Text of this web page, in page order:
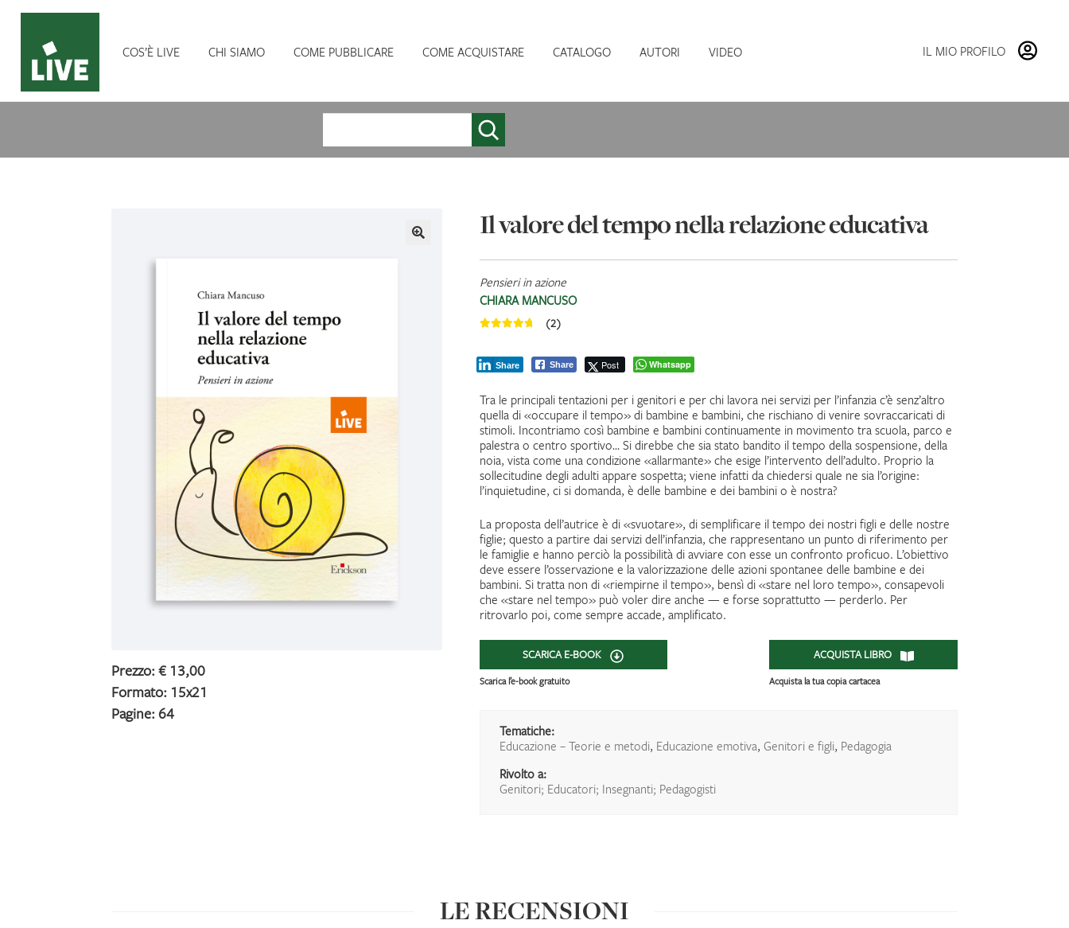
navigazione
contenuto
IL MIO PROFILO
COS’È LIVE CHI SIAMO COME PUBBLICARE COME ACQUISTARE CATALOGO AUTORI VIDEO
Prezzo: € 13,00
Formato: 15x21
Pagine: 64
Il valore del tempo nella relazione educativa
Pensieri in azione
CHIARA MANCUSO
(2)
Share Post
Share Whatsapp
Tra le principali tentazioni per i genitori e per chi lavora nei servizi per l’infanzia c’è senz’altro
quella di «occupare il tempo» di bambine e bambini, che rischiano di venire sovraccaricati di
stimoli. Incontriamo così bambine e bambini continuamente in movimento tra scuola, parco e
palestra o centro sportivo… Si direbbe che sia stato bandito il tempo della sospensione, della
noia, vista come una condizione «allarmante» che esige l’intervento dell’adulto. Proprio la
sollecitudine degli adulti appare sospetta; viene infatti da chiedersi quale ne sia l’origine:
l’inquietudine, ci si domanda, è delle bambine e dei bambini o è nostra?
La proposta dell’autrice è di «svuotare», di semplificare il tempo dei nostri figli e delle nostre
figlie; questo a partire dai servizi dell’infanzia, che rappresentano un punto di riferimento per
le famiglie e hanno perciò la possibilità di avviare con esse un confronto proficuo. L’obiettivo
deve essere l’osservazione e la valorizzazione delle azioni spontanee delle bambine e dei
bambini. Si tratta non di «riempirne il tempo», bensì di «stare nel loro tempo», consapevoli
che «stare nel tempo» può voler dire anche — e forse soprattutto — perderlo. Per
ritrovarlo poi, come sempre accade, amplificato.
SCARICA E-BOOK
Scarica l’e-book gratuito
ACQUISTA LIBRO
Acquista la tua copia cartacea
Tematiche:
Educazione – Teorie e metodi, Educazione emotiva, Genitori e figli, Pedagogia
Rivolto a:
Genitori; Educatori; Insegnanti; Pedagogisti
LE RECENSIONI